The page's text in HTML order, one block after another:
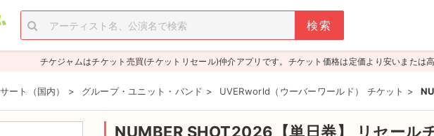
チケジャムはチケット売買(チケットリセール)仲介アプリです。チケット価格は定価より安いまたは
ート（国内） > グループ・ユニット・バンド > UVERworld（ウーバーワールド） チケット >
NUMBER SHOT2026【単日券】 リセール